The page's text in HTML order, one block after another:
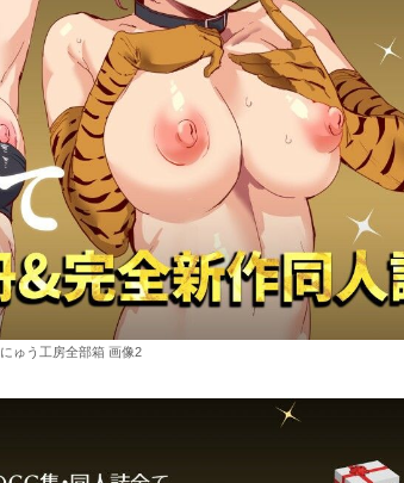
にゅう工房全部箱 画像2